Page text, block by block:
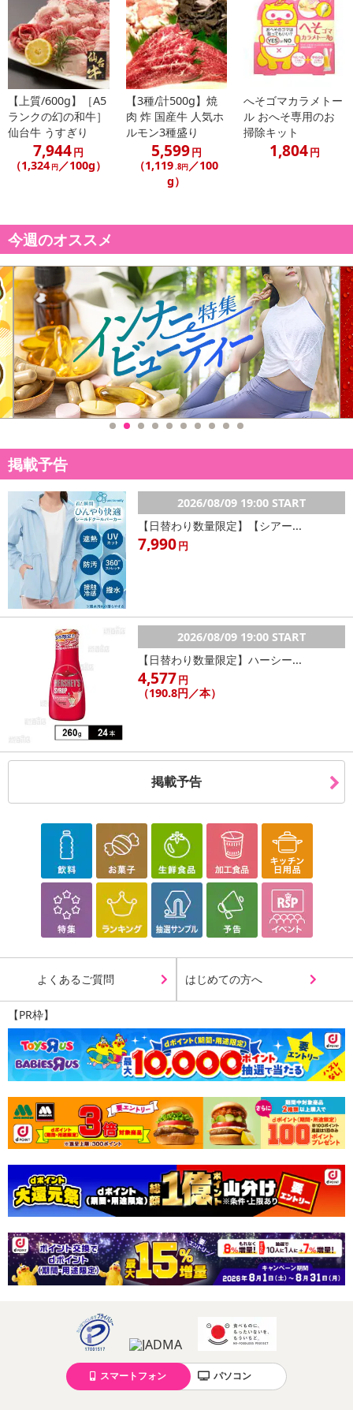
休業日
■ その他共通および商品カテゴリー別注意事項（※必ずご確認くだ
さい）
こちらの情報は2026年07月09日 時点での情報となります。
【上質/600g】［A5
ランクの幻の和牛］
仙台牛 うすぎり
7,944円
（1,324 円／100g）
【3種/計500g】焼
肉 炸 国産牛 人気ホ
ルモン3種盛り
5,599円
（1,119.8円／100
g）
へそゴマカラメトー
ル おへそ専用のお
掃除キット
1,804円
今週のオススメ
掲載予告
2026/08/09 19:00 START
【日替わり数量限定】【シアー...
7,990円
2026/08/09 19:00 START
【日替わり数量限定】ハーシー...
4,577円
（190.8円／本）
掲載予告
よくあるご質問 はじめての方へ
【PR枠】
スマートフォン パソコン